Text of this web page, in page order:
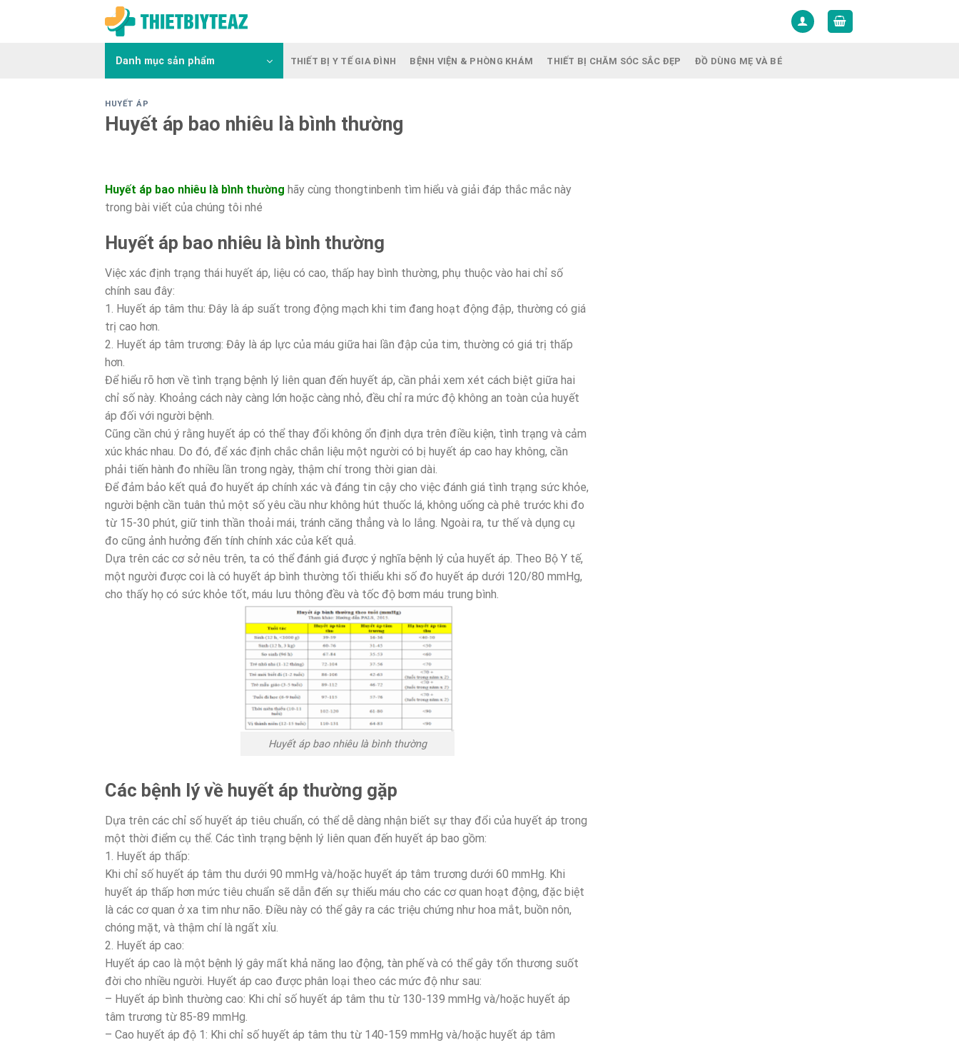
Danh mục sản phẩm THIẾT BỊ Y TẾ GIA ĐÌNH BỆNH VIỆN & PHÒNG KHÁM THIẾT BỊ CHĂM SÓC SẮC ĐẸP ĐỒ DÙNG MẸ VÀ BÉ
HUYẾT ÁP
Huyết áp bao nhiêu là bình thường
Huyết áp bao nhiêu là bình thường hãy cùng thongtinbenh tìm hiểu và giải đáp thắc mắc này
trong bài viết của chúng tôi nhé
Huyết áp bao nhiêu là bình thường
Việc xác định trạng thái huyết áp, liệu có cao, thấp hay bình thường, phụ thuộc vào hai chỉ số
chính sau đây:
1. Huyết áp tâm thu: Đây là áp suất trong động mạch khi tim đang hoạt động đập, thường có giá
trị cao hơn.
2. Huyết áp tâm trương: Đây là áp lực của máu giữa hai lần đập của tim, thường có giá trị thấp
hơn.
Để hiểu rõ hơn về tình trạng bệnh lý liên quan đến huyết áp, cần phải xem xét cách biệt giữa hai
chỉ số này. Khoảng cách này càng lớn hoặc càng nhỏ, đều chỉ ra mức độ không an toàn của huyết
áp đối với người bệnh.
Cũng cần chú ý rằng huyết áp có thể thay đổi không ổn định dựa trên điều kiện, tình trạng và cảm
xúc khác nhau. Do đó, để xác định chắc chắn liệu một người có bị huyết áp cao hay không, cần
phải tiến hành đo nhiều lần trong ngày, thậm chí trong thời gian dài.
Để đảm bảo kết quả đo huyết áp chính xác và đáng tin cậy cho việc đánh giá tình trạng sức khỏe,
người bệnh cần tuân thủ một số yêu cầu như không hút thuốc lá, không uống cà phê trước khi đo
từ 15-30 phút, giữ tinh thần thoải mái, tránh căng thẳng và lo lắng. Ngoài ra, tư thế và dụng cụ
đo cũng ảnh hưởng đến tính chính xác của kết quả.
Dựa trên các cơ sở nêu trên, ta có thể đánh giá được ý nghĩa bệnh lý của huyết áp. Theo Bộ Y tế,
một người được coi là có huyết áp bình thường tối thiểu khi số đo huyết áp dưới 120/80 mmHg,
cho thấy họ có sức khỏe tốt, máu lưu thông đều và tốc độ bơm máu trung bình.
Huyết áp bao nhiêu là bình thường
Các bệnh lý về huyết áp thường gặp
Dựa trên các chỉ số huyết áp tiêu chuẩn, có thể dễ dàng nhận biết sự thay đổi của huyết áp trong
một thời điểm cụ thể. Các tình trạng bệnh lý liên quan đến huyết áp bao gồm:
1. Huyết áp thấp:
Khi chỉ số huyết áp tâm thu dưới 90 mmHg và/hoặc huyết áp tâm trương dưới 60 mmHg. Khi
huyết áp thấp hơn mức tiêu chuẩn sẽ dẫn đến sự thiếu máu cho các cơ quan hoạt động, đặc biệt
là các cơ quan ở xa tim như não. Điều này có thể gây ra các triệu chứng như hoa mắt, buồn nôn,
chóng mặt, và thậm chí là ngất xỉu.
2. Huyết áp cao:
Huyết áp cao là một bệnh lý gây mất khả năng lao động, tàn phế và có thể gây tổn thương suốt
đời cho nhiều người. Huyết áp cao được phân loại theo các mức độ như sau:
– Huyết áp bình thường cao: Khi chỉ số huyết áp tâm thu từ 130-139 mmHg và/hoặc huyết áp
tâm trương từ 85-89 mmHg.
– Cao huyết áp độ 1: Khi chỉ số huyết áp tâm thu từ 140-159 mmHg và/hoặc huyết áp tâm